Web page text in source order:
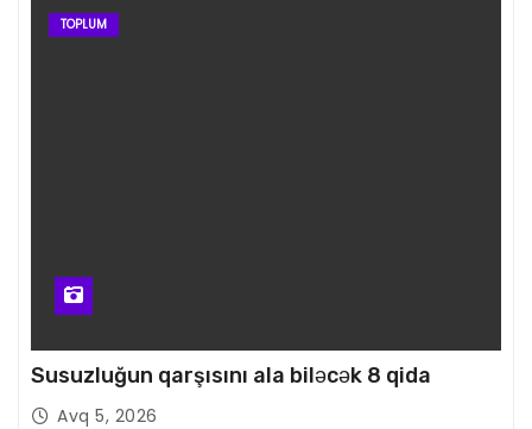
TOPLUM
Susuzluğun qarşısını ala biləcək 8 qida
Avq 5, 2026